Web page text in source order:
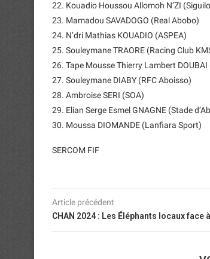
22. Kouadio Houssou Allomoh N’ZI
23. Mamadou SAVADOGO (Real Abobo)
24. N’dri Mathias KOUADIO (ASPEA)
25. Souleymane TRAORE (Racing Club
26. Tape Mousse Thierry Lambert
27. Souleymane DIABY (RFC Aboisso)
28. Ambroise SERI (SOA)
29. Elian Serge Esmel GNAGNE (Stade
30. Moussa DIOMANDE (Lanfiara Sport)
SERCOM FIF
Article précédent
CHAN 2024 : Les Éléphants locaux face